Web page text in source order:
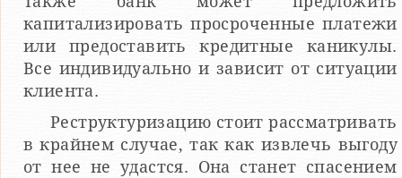
капитализировать просроченные платежи
или предоставить кредитные каникулы.
Все индивидуально и зависит от ситуации
клиента.
Реструктуризацию стоит рассматривать
в крайнем случае, так как извлечь выгоду
от нее не удастся. Она станет спасением